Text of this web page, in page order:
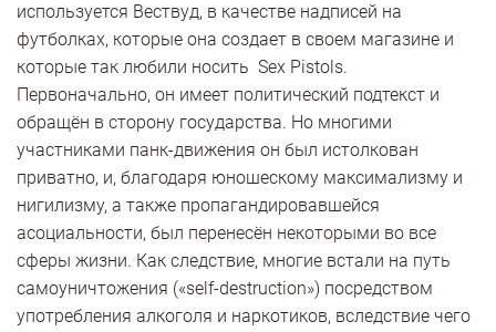
используется Вествуд, в качестве надписей на
футболках, которые она создает в своем магазине и
которые так любили носить Sex Pistols.
Первоначально, он имеет политический подтекст и
обращён в сторону государства. Но многими
участниками панк-движения он был истолкован
приватно, и, благодаря юношескому максимализму и
нигилизму, а также пропагандировавшейся
асоциальности, был перенесён некоторыми во все
сферы жизни. Как следствие, многие встали на путь
самоуничтожения («self-destruction») посредством
употребления алкоголя и наркотиков, вследствие чего